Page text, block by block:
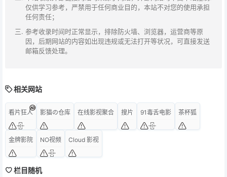
仅供学习参考，严禁用于任何商业目的，本站不对您的使用承担
任何责任；
参考收录时间时正常显示，排除防火墙、浏览器，运营商等原
因，后期网站的内容如出现违规或无法打开等状况，可直接发送
邮箱反馈处理。
相关网站
看片狂人 影猫の仓库 在线影视聚合 搜片 91毒舌电影 茶杯狐
金牌影院 NO视频 Cloud 影视
栏目随机